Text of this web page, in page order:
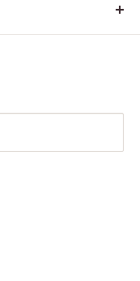
皆様に愛される